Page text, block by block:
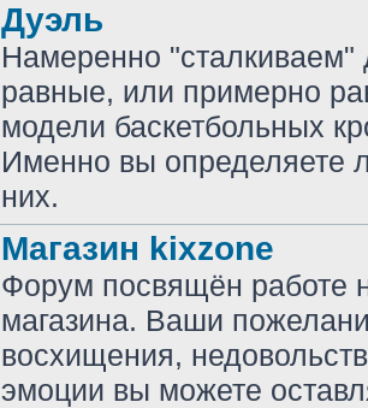
Дуэль
Намеренно "сталкиваем"
равные, или примерно
модели баскетбольных
Именно вы определяете
них.
Магазин kixzone
Форум посвящён работе
магазина. Ваши
восхищения,
эмоции вы можете